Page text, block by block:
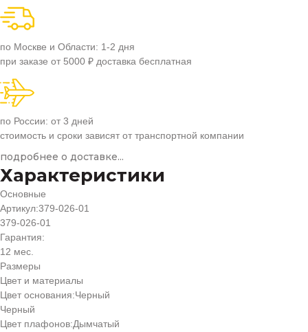
по Москве и Области: 1-2 дня
при заказе от 5000 ₽ доставка бесплатная
по России: от 3 дней
стоимость и сроки зависят от транспортной компании
подробнее о доставке...
Характеристики
Основные
Артикул:379-026-01
379-026-01
Гарантия:
12 мес.
Размеры
Цвет и материалы
Цвет основания:Черный
Черный
Цвет плафонов:Дымчатый